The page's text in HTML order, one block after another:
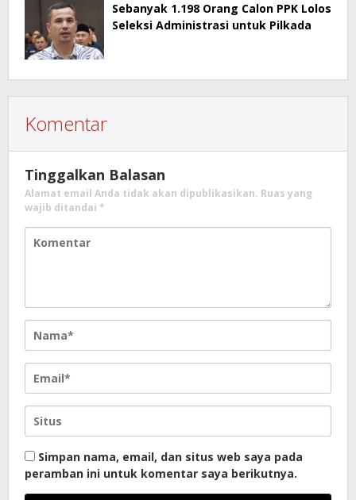
Sebanyak 1.198 Orang Calon PPK Lolos
Seleksi Administrasi untuk Pilkada
Komentar
Tinggalkan Balasan
Alamat email Anda tidak akan dipublikasikan. Ruas yang
wajib ditandai *
Simpan nama, email, dan situs web saya pada
peramban ini untuk komentar saya berikutnya.